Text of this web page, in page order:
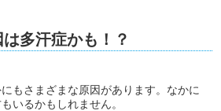
多汗症かも！？
もさまざまな原因があります。なかに
いるかもしれません。